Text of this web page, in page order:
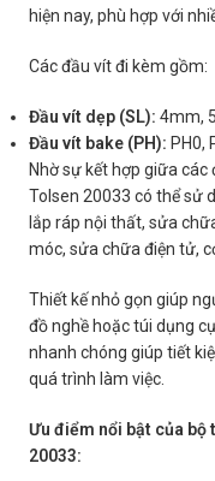
hiện nay, phù hợp với
Các đầu vít đi kèm gồm:
Đầu vít dẹp (SL): 4mm,
Đầu vít bake (PH): PH0,
Nhờ sự kết hợp giữa
Tolsen 20033 có thể sử
lắp ráp nội thất, sửa
móc, sửa chữa điện tử,
Thiết kế nhỏ gọn giúp
đồ nghề hoặc túi dụng
nhanh chóng giúp tiết
quá trình làm việc.
Ưu điểm nổi bật của
20033: